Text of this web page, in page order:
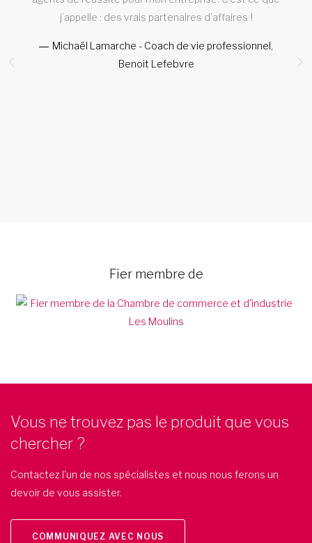
j’appelle : des vrais partenaires d’affaires !
Michaël Lamarche - Coach de vie professionnel,
Benoit Lefebvre
Fier membre de
Vous ne trouvez pas le produit que vous
chercher ?
Contactez l'un de nos spécialistes et nous nous ferons un
devoir de vous assister.
COMMUNIQUEZ AVEC NOUS